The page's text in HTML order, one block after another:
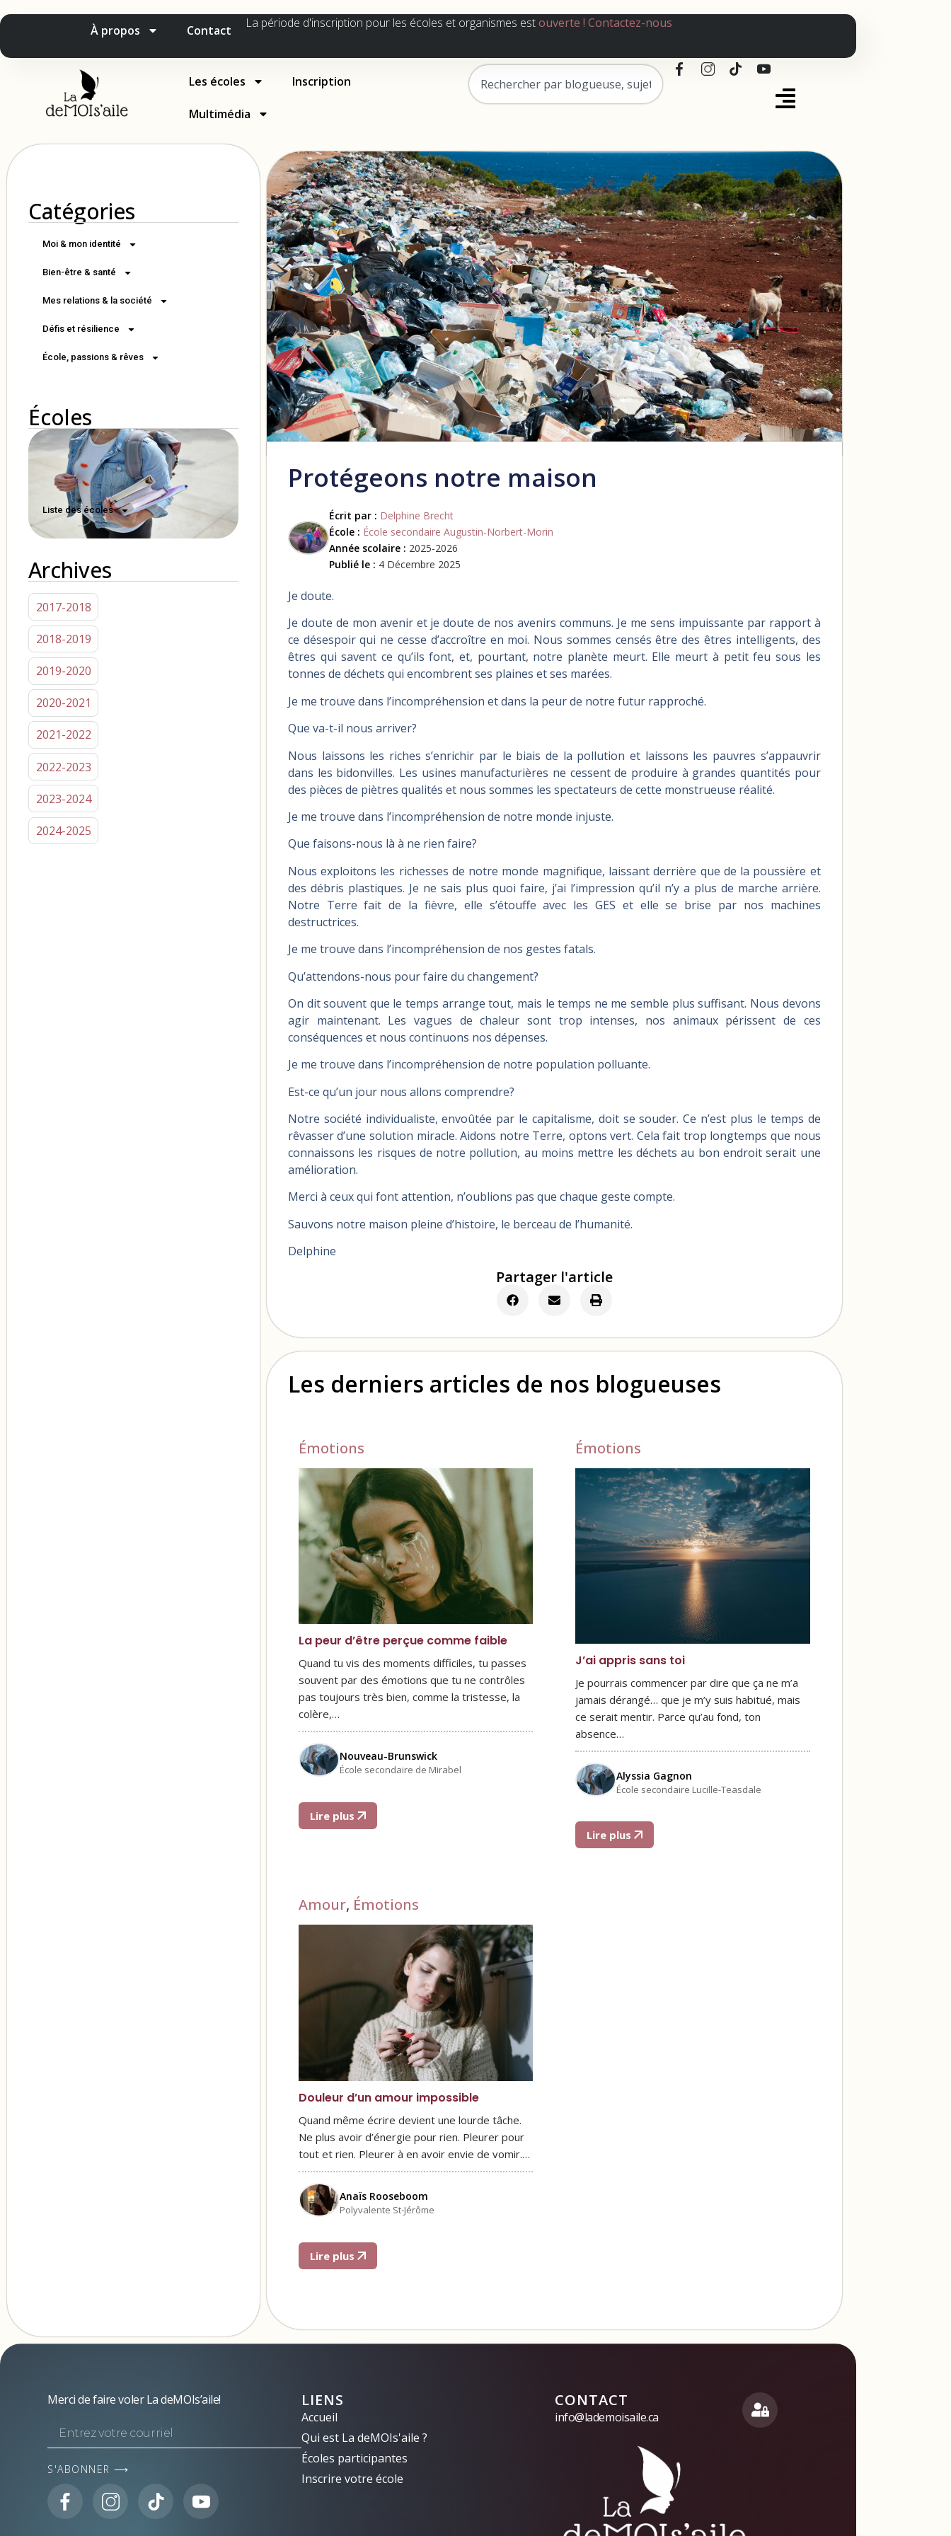
À propos Contact La période d'inscription pour les écoles et organismes estouverte ! Contactez-nous
Les écoles Inscription
Multimédia
Catégories
Moi & mon identité
Bien-être & santé
Mes relations & la société
Défis et résilience
École, passions & rêves
Écoles
Liste des écoles
Archives
2017-2018
2018-2019
2019-2020
2020-2021
2021-2022
2022-2023
2023-2024
2024-2025
Protégeons notre maison
Écrit par : Delphine Brecht
École : École secondaire Augustin-Norbert-Morin
Année scolaire : 2025-2026
Publié le : 4 Décembre 2025
Je doute.
Je doute de mon avenir et je doute de nos avenirs communs. Je me sens impuissante par rapport à
ce désespoir qui ne cesse d’accroître en moi. Nous sommes censés être des êtres intelligents, des
êtres qui savent ce qu’ils font, et, pourtant, notre planète meurt. Elle meurt à petit feu sous les
tonnes de déchets qui encombrent ses plaines et ses marées.
Je me trouve dans l’incompréhension et dans la peur de notre futur rapproché.
Que va-t-il nous arriver?
Nous laissons les riches s’enrichir par le biais de la pollution et laissons les pauvres s’appauvrir
dans les bidonvilles. Les usines manufacturières ne cessent de produire à grandes quantités pour
des pièces de piètres qualités et nous sommes les spectateurs de cette monstrueuse réalité.
Je me trouve dans l’incompréhension de notre monde injuste.
Que faisons-nous là à ne rien faire?
Nous exploitons les richesses de notre monde magnifique, laissant derrière que de la poussière et
des débris plastiques. Je ne sais plus quoi faire, j’ai l’impression qu’il n’y a plus de marche arrière.
Notre Terre fait de la fièvre, elle s’étouffe avec les GES et elle se brise par nos machines
destructrices.
Je me trouve dans l’incompréhension de nos gestes fatals.
Qu’attendons-nous pour faire du changement?
On dit souvent que le temps arrange tout, mais le temps ne me semble plus suffisant. Nous devons
agir maintenant. Les vagues de chaleur sont trop intenses, nos animaux périssent de ces
conséquences et nous continuons nos dépenses.
Je me trouve dans l’incompréhension de notre population polluante.
Est-ce qu’un jour nous allons comprendre?
Notre société individualiste, envoûtée par le capitalisme, doit se souder. Ce n’est plus le temps de
rêvasser d’une solution miracle. Aidons notre Terre, optons vert. Cela fait trop longtemps que nous
connaissons les risques de notre pollution, au moins mettre les déchets au bon endroit serait une
amélioration.
Merci à ceux qui font attention, n’oublions pas que chaque geste compte.
Sauvons notre maison pleine d’histoire, le berceau de l’humanité.
Delphine
Partager l'article
Les derniers articles de nos blogueuses
Émotions
La peur d’être perçue comme faible
Quand tu vis des moments difficiles, tu passes
souvent par des émotions que tu ne contrôles
pas toujours très bien, comme la tristesse, la
colère,…
Nouveau-Brunswick
École secondaire de Mirabel
Lire plus
Émotions
J’ai appris sans toi
Je pourrais commencer par dire que ça ne m’a
jamais dérangé… que je m’y suis habitué, mais
ce serait mentir. Parce qu’au fond, ton
absence…
Alyssia Gagnon
École secondaire Lucille-Teasdale
Lire plus
Amour, Émotions
Douleur d’un amour impossible
Quand même écrire devient une lourde tâche.
Ne plus avoir d’énergie pour rien. Pleurer pour
tout et rien. Pleurer à en avoir envie de vomir.…
Anaïs Rooseboom
Polyvalente St-Jérôme
Lire plus
Merci de faire voler La deMOIs’aile!
S'ABONNER ⟶
LIENS
Accueil
Qui est La deMOIs'aile ?
Écoles participantes
Inscrire votre école
CONTACT
info@lademoisaile.ca